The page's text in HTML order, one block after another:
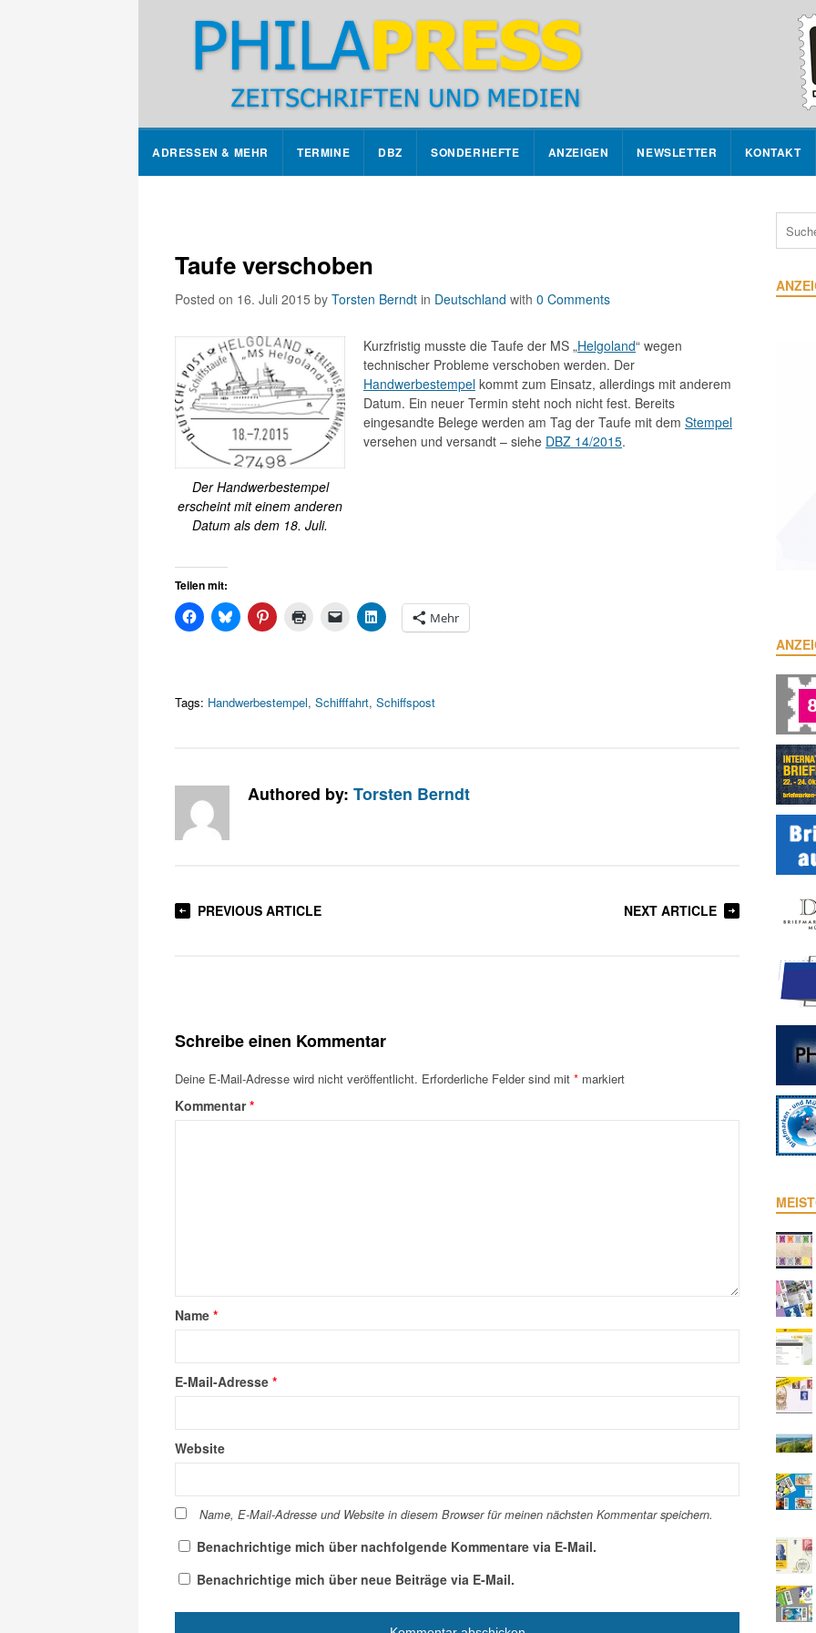
ADRESSEN & MEHR TERMINE DBZ SONDERHEFTE ANZEIGEN NEWSLETTER KONTAKT
Taufe verschoben
Posted on 16. Juli 2015 by Torsten Berndt in Deutschland with 0 Comments
Der Handwerbestempel
erscheint mit einem anderen
Datum als dem 18. Juli.
Kurzfristig musste die Taufe der MS „Helgoland“ wegen
technischer Probleme verschoben werden. Der
Handwerbestempel kommt zum Einsatz, allerdings mit anderem
Datum. Ein neuer Termin steht noch nicht fest. Bereits
eingesandte Belege werden am Tag der Taufe mit dem Stempel
versehen und versandt – siehe DBZ 14/2015.
Teilen mit:
Mehr
Tags: Handwerbestempel, Schifffahrt, Schiffspost
Authored by: Torsten Berndt
PREVIOUS ARTICLE NEXT ARTICLE
Schreibe einen Kommentar
Deine E-Mail-Adresse wird nicht veröffentlicht. Erforderliche Felder sind mit * markiert
Kommentar*
Name *
E-Mail-Adresse *
Website
Name, E-Mail-Adresse und Website in diesem Browser für meinen nächsten Kommentar speichern.
Benachrichtige mich über nachfolgende Kommentare via E-Mail.
Benachrichtige mich über neue Beiträge via E-Mail.